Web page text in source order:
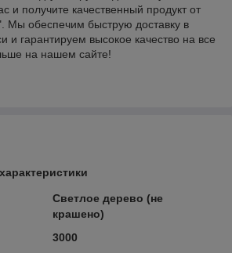
и получите качественный продукт от
Мы обеспечим быструю доставку в
и гарантируем высокое качество на все
на нашем сайте!
Светлое дерево (не
крашено)
3000